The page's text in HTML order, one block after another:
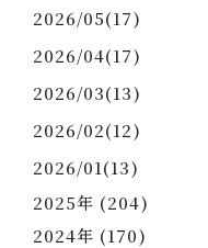
2026/05(17)
2026/04(17)
2026/03(13)
2026/02(12)
2026/01(13)
2025年 (204)
2024年 (170)